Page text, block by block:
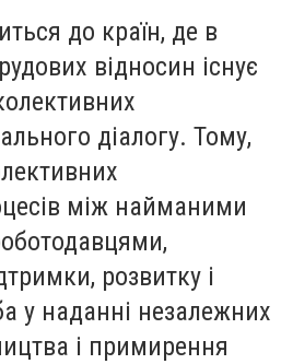
до країн, де в
відносин існує
діалогу. Тому,
між найманими
розвитку і
у наданні незалежних
і примирення